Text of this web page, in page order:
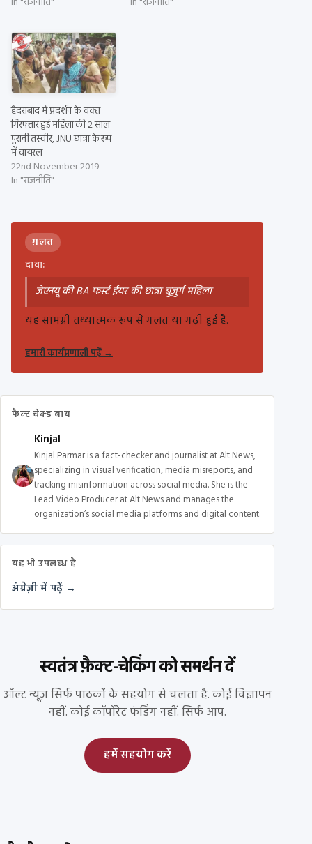
हैदराबाद में प्रदर्शन के वक़्त
गिरफ्तार हुई महिला की 2 साल
पुरानी तस्वीर, JNU छात्रा के रूप
में वायरल
22nd November 2019
In "राजनीति"
ग़लत
दावा:
जेएनयू की BA फर्स्ट ईयर की छात्रा बुज़ुर्ग महिला
यह सामग्री तथ्यात्मक रूप से गलत या गढ़ी हुई है.
हमारी कार्यप्रणाली पढ़ें→
फैक्ट चेक्ड बाय
Kinjal
Kinjal Parmar is a fact-checker and journalist at Alt News,
specializing in visual verification, media misreports, and
tracking misinformation across social media. She is the
Lead Video Producer at Alt News and manages the
organization’s social media platforms and digital content.
यह भी उपलब्ध है
अंग्रेज़ी में पढ़ें →
स्वतंत्र फ़ैक्ट-चेकिंग को समर्थन दें
ऑल्ट न्यूज़ सिर्फ पाठकों के सहयोग से चलता है. कोई विज्ञापन
नहीं. कोई कॉर्पोरेट फंडिंग नहीं. सिर्फ आप.
हमें सहयोग करें